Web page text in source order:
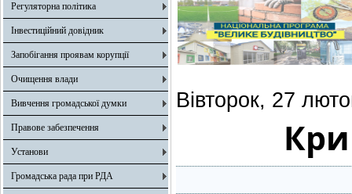
Регуляторна політика
Інвестиційний довідник
Запобігання проявам корупції
Очищення влади
Вивчення громадської думки
Правове забезпечення
Установи
Громадська рада при РДА
Вівторок, 27